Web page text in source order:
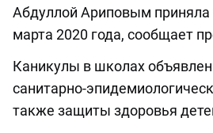
Абдуллой Ариповым
марта 2020 года, сообщает
Каникулы в школах
санитарно-
также защиты здоровья